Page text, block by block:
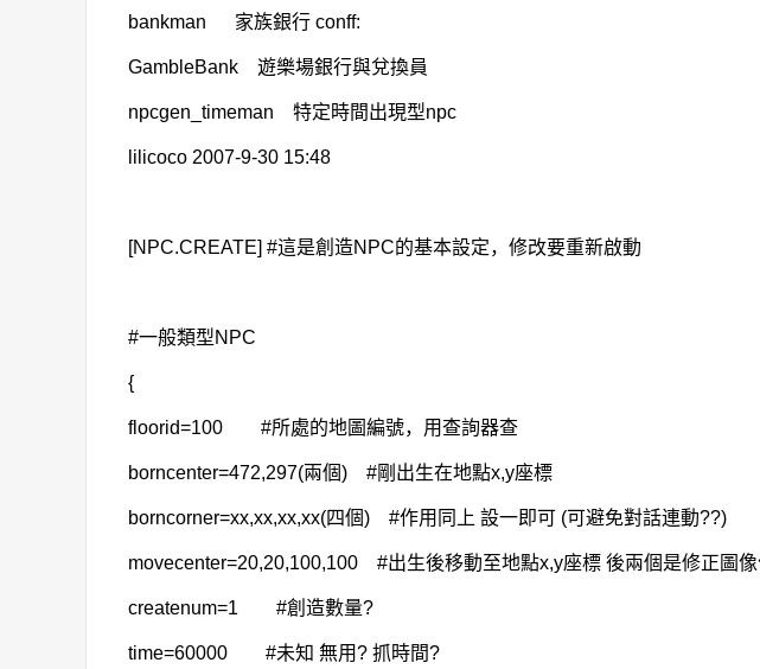
bankman 家族銀行 conff:
GambleBank 遊樂場銀行與兌換員
npcgen_timeman 特定時間出現型npc
lilicoco 2007-9-30 15:48
[NPC.CREATE] #這是創造NPC的基本設定，修改要重新啟動
#一般類型NPC
{
floorid=100 #所處的地圖編號，用查詢器查
borncenter=472,297(兩個) #剛出生在地點x,y座標
borncorner=xx,xx,xx,xx(四個) #作用同上 設一即可 (可避免對話連動??)
movecenter=20,20,100,100 #出生後移動至地點x,y座標 後兩個是修正圖
createnum=1 #創造數量?
time=60000 #未知 無用? 抓時間?